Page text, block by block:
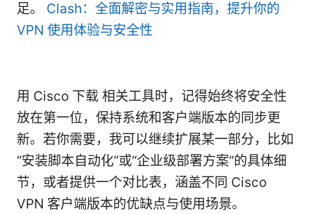
足。 Clash：全面解密与实用指南，提升你的
VPN 使用体验与安全性
用 Cisco 下载 相关工具时，记得始终将安全性
放在第一位，保持系统和客户端版本的同步更
新。若你需要，我可以继续扩展某一部分，比如
“安装脚本自动化”或“企业级部署方案”的具体细
节，或者提供一个对比表，涵盖不同 Cisco
VPN 客户端版本的优缺点与使用场景。